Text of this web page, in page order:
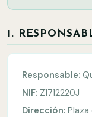
1.
Responsable:
NIF: Z1712220J
Dirección: Plaza